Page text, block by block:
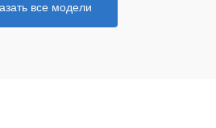
все модели